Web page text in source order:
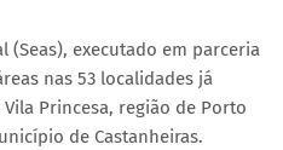
(Seas), executado em parceria
nas 53 localidades já
Princesa, região de Porto
de Castanheiras.